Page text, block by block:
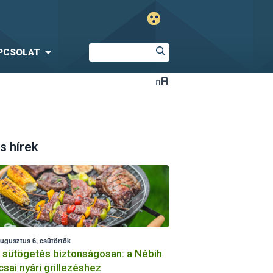
hírek
6, csütörtök
sütögetés biztonságosan: a Nébih
nyári grillezéshez